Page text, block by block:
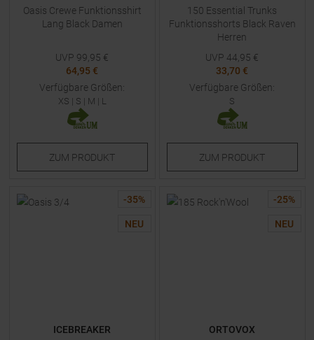
Oasis Crewe Funktionsshirt
Lang Black Damen
UVP 99,95 €
64,95 €
Verfügbare Größen:
XS | S | M | L
ZUM PRODUKT
150 Essential Trunks
Funktionsshorts Black Raven
Herren
UVP 44,95 €
33,70 €
Verfügbare Größen:
S
ZUM PRODUKT
-35%
NEU
ICEBREAKER
-25%
NEU
ORTOVOX